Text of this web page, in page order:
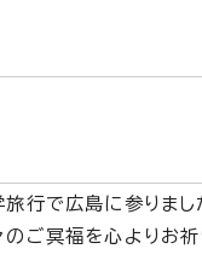
旅行で広島に参りま
のご冥福を心よりお祈